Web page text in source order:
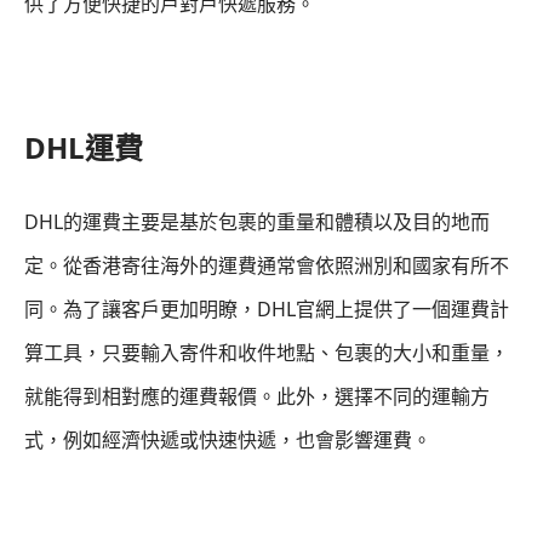
DHL運費
DHL的運費主要是基於包裹的重量和體積以及目的地而
定。從香港寄往海外的運費通常會依照洲別和國家有所不
同。為了讓客戶更加明瞭，DHL官網上提供了一個運費計
算工具，只要輸入寄件和收件地點、包裹的大小和重量，
就能得到相對應的運費報價。此外，選擇不同的運輸方
式，例如經濟快遞或快速快遞，也會影響運費。